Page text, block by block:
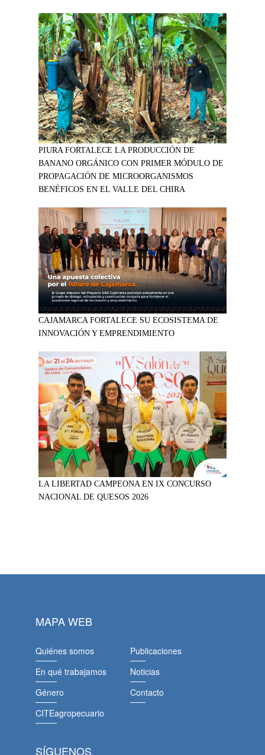
PIURA FORTALECE LA PRODUCCIÓN DE
BANANO ORGÁNICO CON PRIMER MÓDULO DE
PROPAGACIÓN DE MICROORGANISMOS
BENÉFICOS EN EL VALLE DEL CHIRA
CAJAMARCA FORTALECE SU ECOSISTEMA DE
INNOVACIÓN Y EMPRENDIMIENTO
LA LIBERTAD CAMPEONA EN IX CONCURSO
NACIONAL DE QUESOS 2026
MAPA WEB
Quiénes somos
En qué trabajamos
Género
CITEagropecuario
Publicaciones
Noticias
Contacto
SÍGUENOS